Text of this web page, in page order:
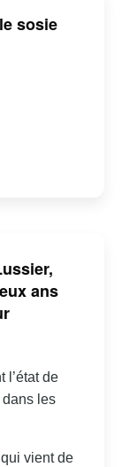
sosie
ans
l’état de
les
vient de